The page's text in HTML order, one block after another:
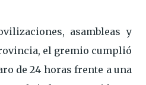
asambleas y
el gremio cumplió
de 24 horas frente a una